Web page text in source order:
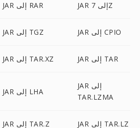
JAR إلى RAR JAR إلى 7Z
JAR إلى TGZ JAR إلى CPIO
JAR إلى TAR.XZ JAR إلى TAR
JAR إلى LHA
JAR إلى
TAR.LZMA
JAR إلى TAR.Z JAR إلى TAR.LZ